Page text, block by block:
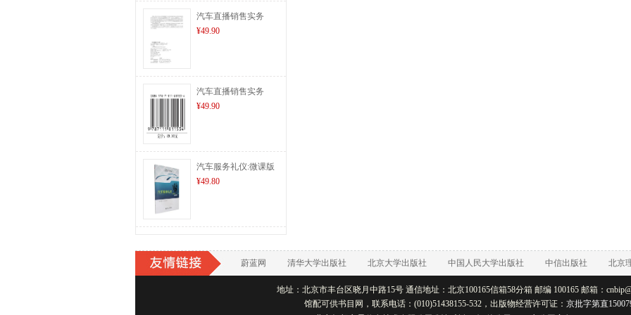
汽车直播销售实务
¥49.90
汽车直播销售实务
¥49.90
汽车服务礼仪:微课版
¥49.80
蔚蓝网 清华大学出版社 北京大学出版社 中国人民大学出版社 中信出版社 北京
地址：北京市丰台区晓月中路15号 通信地址：北京100165信箱58分箱 邮编 100165 邮箱：
馆配可供书目网，联系电话：(010)51438155-532，出版物经营许可证： 京批字第直